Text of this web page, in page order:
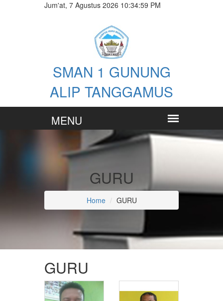
Jum'at, 7 Agustus 2026 10:34:59 PM
SMAN 1 GUNUNG
ALIP TANGGAMUS
GURU
Home GURU
GURU